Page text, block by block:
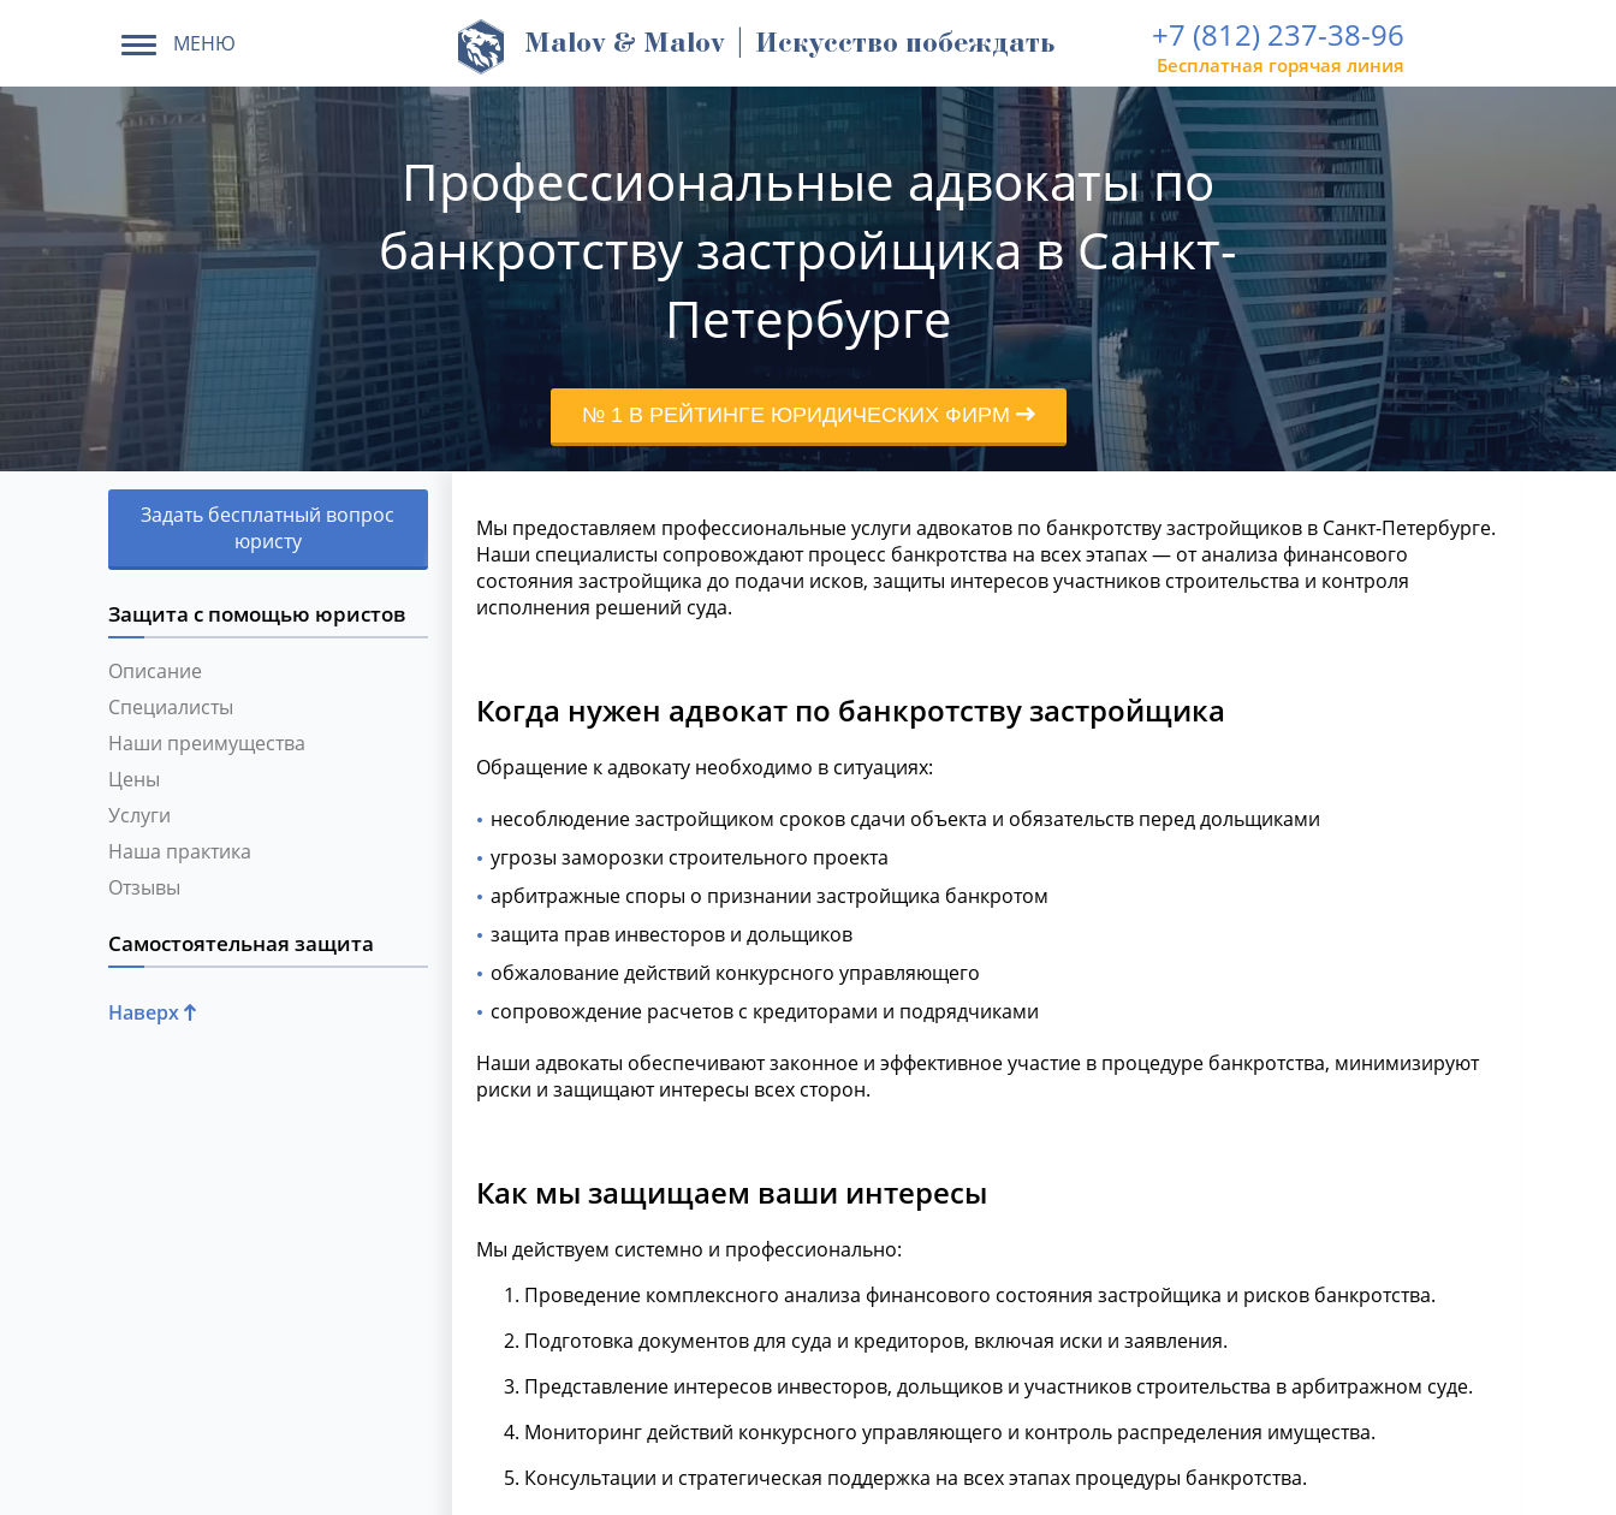
МЕНЮ Malov & Malov | Искусство побеждать +7 (812) 237-38-96
Бесплатная горячая линия
Профессиональные адвокаты по
банкротству застройщика в Санкт-
Петербурге
№ 1 В РЕЙТИНГЕ ЮРИДИЧЕСКИХ ФИРМ
Задать бесплатный вопрос
юристу
Защита с помощью юристов
Описание
Специалисты
Наши преимущества
Цены
Услуги
Наша практика
Отзывы
Самостоятельная защита
Наверх
Мы предоставляем профессиональные услуги адвокатов по банкротству застройщиков в Санкт-Петербурге.
Наши специалисты сопровождают процесс банкротства на всех этапах — от анализа финансового
состояния застройщика до подачи исков, защиты интересов участников строительства и контроля
исполнения решений суда.
Когда нужен адвокат по банкротству застройщика
Обращение к адвокату необходимо в ситуациях:
несоблюдение застройщиком сроков сдачи объекта и обязательств перед дольщиками
угрозы заморозки строительного проекта
арбитражные споры о признании застройщика банкротом
защита прав инвесторов и дольщиков
обжалование действий конкурсного управляющего
сопровождение расчетов с кредиторами и подрядчиками
Наши адвокаты обеспечивают законное и эффективное участие в процедуре банкротства, минимизируют
риски и защищают интересы всех сторон.
Как мы защищаем ваши интересы
Мы действуем системно и профессионально:
Проведение комплексного анализа финансового состояния застройщика и рисков банкротства.
Подготовка документов для суда и кредиторов, включая иски и заявления.
Представление интересов инвесторов, дольщиков и участников строительства в арбитражном суде.
Мониторинг действий конкурсного управляющего и контроль распределения имущества.
Консультации и стратегическая поддержка на всех этапах процедуры банкротства.